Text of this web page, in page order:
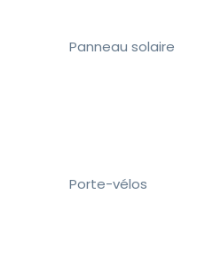
Panneau solaire
Porte-vélos